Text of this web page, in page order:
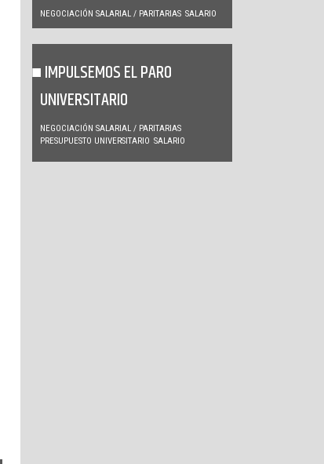
NEGOCIACIÓN SALARIAL / PARITARIAS SALARIO
IMPULSEMOS EL PARO
UNIVERSITARIO
NEGOCIACIÓN SALARIAL / PARITARIAS
PRESUPUESTO UNIVERSITARIO SALARIO